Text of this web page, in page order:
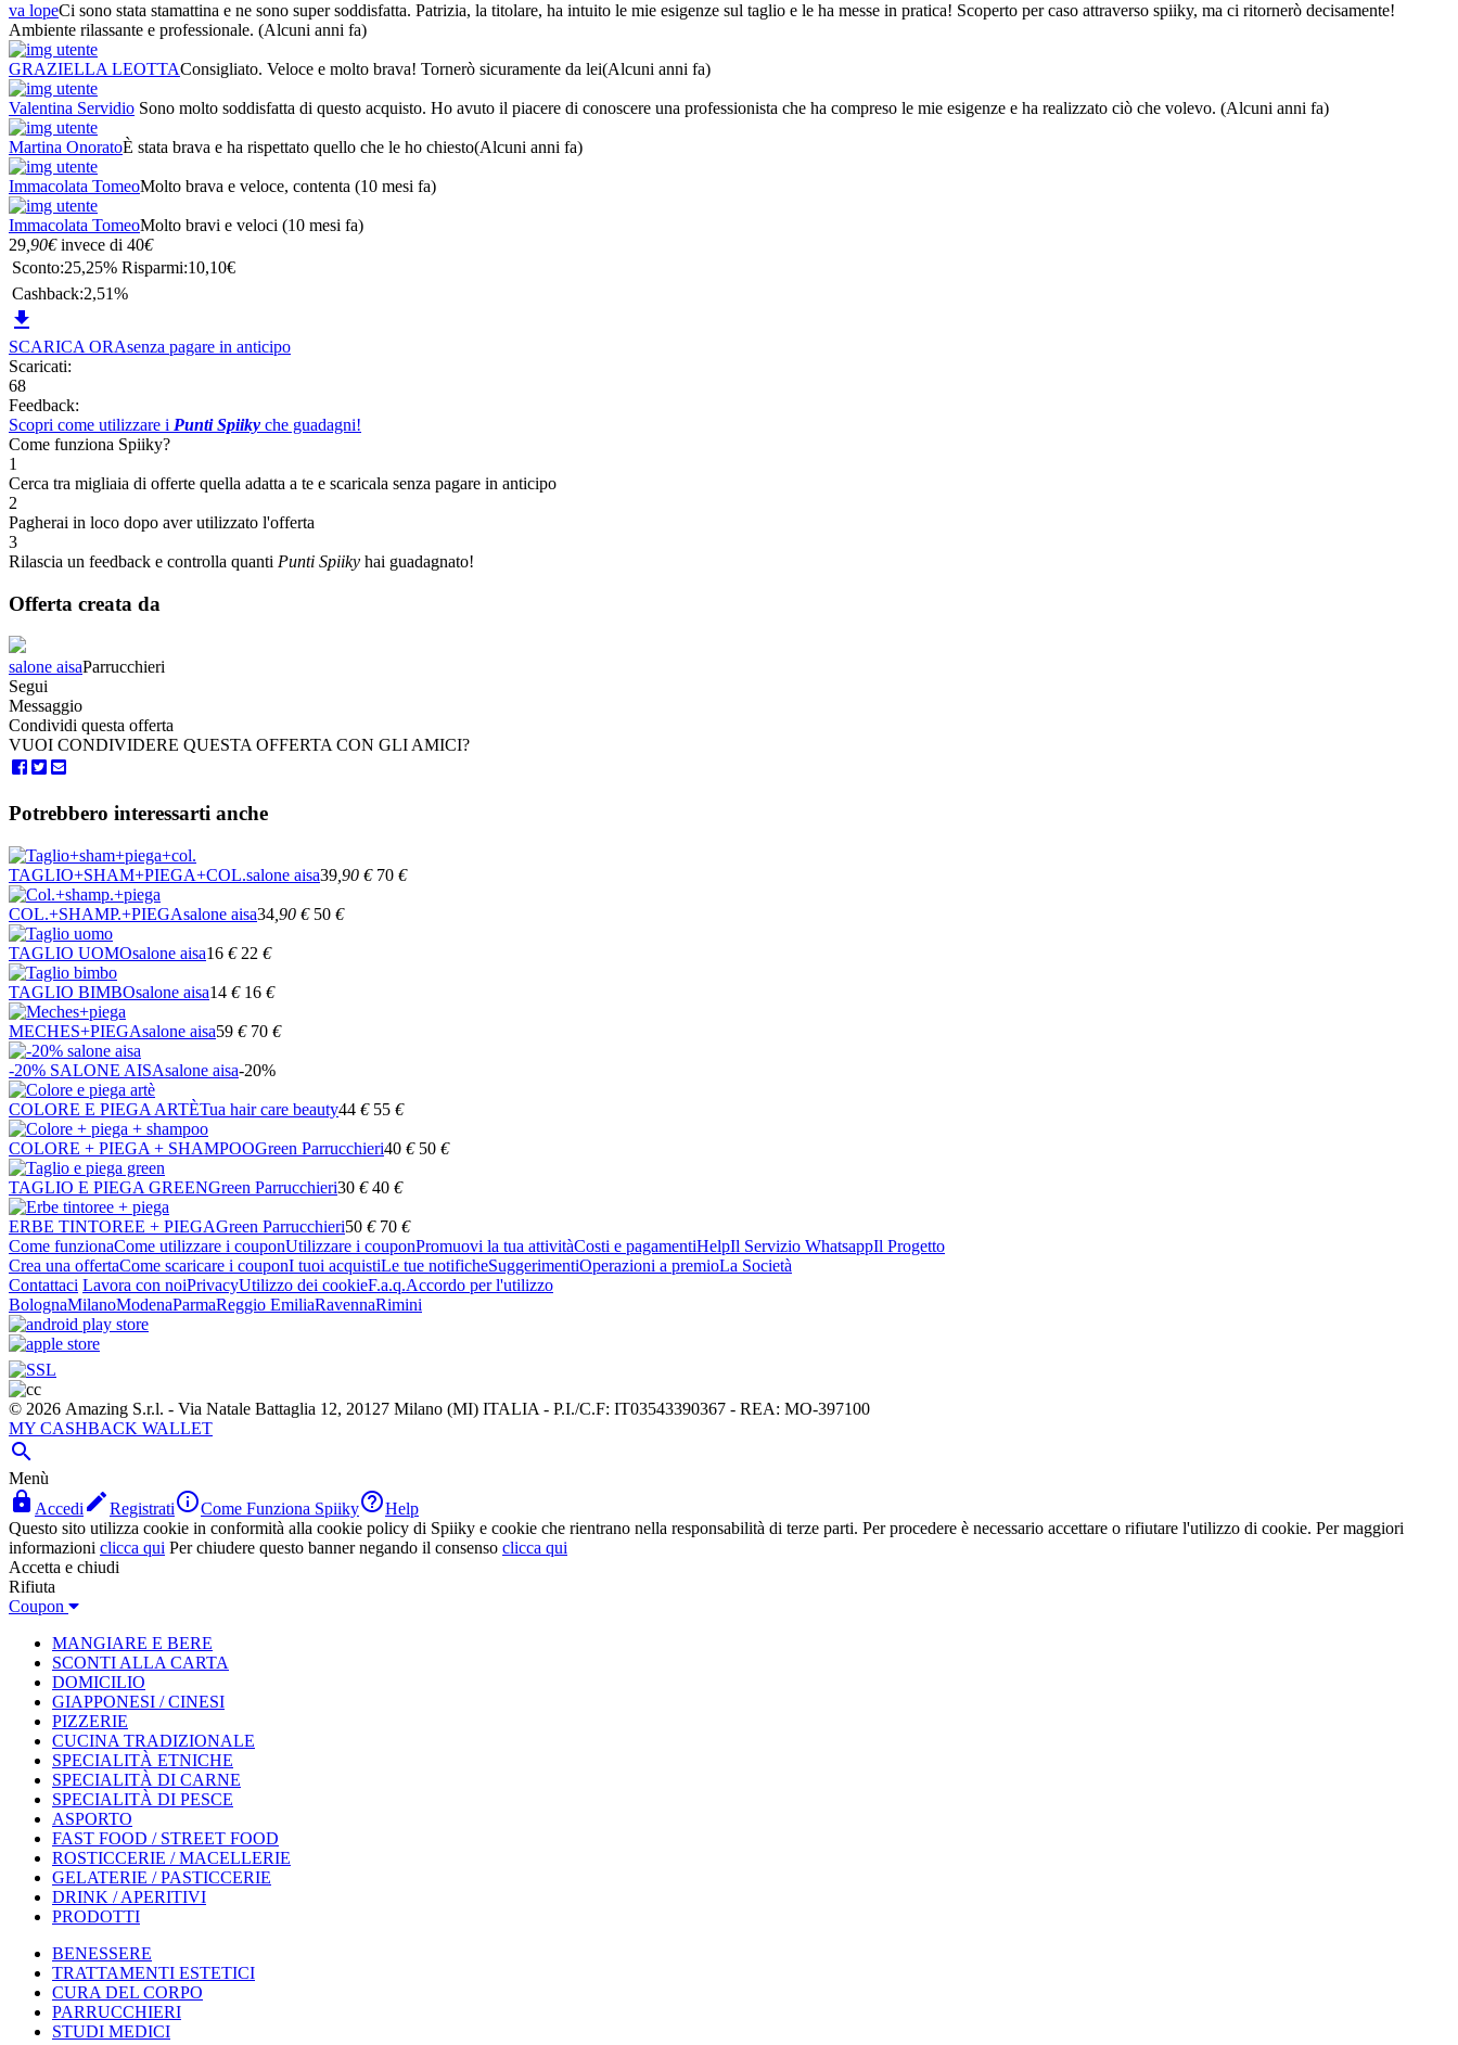
va lopeCi sono stata stamattina e ne sono super soddisfatta. Patrizia, la titolare, ha intuito le mie esigenze sul taglio e le ha messe in pratica! Scoperto per caso attraverso spiiky, ma ci ritornerò decisamente!
Ambiente rilassante e professionale. (Alcuni anni fa)
GRAZIELLA LEOTTAConsigliato. Veloce e molto brava! Tornerò sicuramente da lei(Alcuni anni fa)
Valentina Servidio Sono molto soddisfatta di questo acquisto. Ho avuto il piacere di conoscere una professionista che ha compreso le mie esigenze e ha realizzato ciò che volevo. (Alcuni anni fa)
Martina OnoratoÈ stata brava e ha rispettato quello che le ho chiesto(Alcuni anni fa)
Immacolata TomeoMolto brava e veloce, contenta (10 mesi fa)
Immacolata TomeoMolto bravi e veloci (10 mesi fa)
29 ,90€ invece di 40€
Sconto:25,25% Risparmi:10,10€
Cashback:2,51%

SCARICA ORAsenza pagare in anticipo
Scaricati:
68
Feedback:
Scopri come utilizzare i Punti Spiiky che guadagni!
Come funziona Spiiky?
1
Cerca tra migliaia di offerte quella adatta a te e scaricala senza pagare in anticipo
2
Pagherai in loco dopo aver utilizzato l'offerta
3
Rilascia un feedback e controlla quanti Punti Spiiky hai guadagnato!
Offerta creata da
salone aisaParrucchieri
Segui
Messaggio
Condividi questa offerta
VUOI CONDIVIDERE QUESTA OFFERTA CON GLI AMICI?
Potrebbero interessarti anche
TAGLIO+SHAM+PIEGA+COL.salone aisa39 ,90 € 70 €
COL.+SHAMP.+PIEGAsalone aisa34 ,90 € 50 €
TAGLIO UOMOsalone aisa16 € 22 €
TAGLIO BIMBOsalone aisa14 € 16 €
MECHES+PIEGAsalone aisa59 € 70 €
-20% SALONE AISAsalone aisa-20%
COLORE E PIEGA ARTÈTua hair care beauty44 € 55 €
COLORE + PIEGA + SHAMPOOGreen Parrucchieri40 € 50 €
TAGLIO E PIEGA GREENGreen Parrucchieri30 € 40 €
ERBE TINTOREE + PIEGAGreen Parrucchieri50 € 70 €
Come funzionaCome utilizzare i couponUtilizzare i couponPromuovi la tua attivitàCosti e pagamentiHelpIl Servizio WhatsappIl Progetto
Crea una offertaCome scaricare i couponI tuoi acquistiLe tue notificheSuggerimentiOperazioni a premioLa Società
Contattaci Lavora con noiPrivacyUtilizzo dei cookieF.a.q.Accordo per l'utilizzo
BolognaMilanoModenaParmaReggio EmiliaRavennaRimini
© 2026 Amazing S.r.l. - Via Natale Battaglia 12, 20127 Milano (MI) ITALIA - P.I./C.F: IT03543390367 - REA: MO-397100
MY CASHBACK WALLET

Menù
 Accedi RegistratiCome Funziona SpiikyHelp
Questo sito utilizza cookie in conformità alla cookie policy di Spiiky e cookie che rientrano nella responsabilità di terze parti. Per procedere è necessario accettare o rifiutare l'utilizzo di cookie. Per maggiori
informazioni clicca qui Per chiudere questo banner negando il consenso clicca qui
Accetta e chiudi
Rifiuta
Coupon
MANGIARE E BERE
SCONTI ALLA CARTA
DOMICILIO
GIAPPONESI / CINESI
PIZZERIE
CUCINA TRADIZIONALE
SPECIALITÀ ETNICHE
SPECIALITÀ DI CARNE
SPECIALITÀ DI PESCE
ASPORTO
FAST FOOD / STREET FOOD
ROSTICCERIE / MACELLERIE
GELATERIE / PASTICCERIE
DRINK / APERITIVI
PRODOTTI
BENESSERE
TRATTAMENTI ESTETICI
CURA DEL CORPO
PARRUCCHIERI
STUDI MEDICI